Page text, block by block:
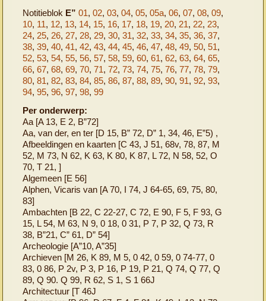
Notitieblok E” 01, 02, 03, 04, 05, 05a, 06, 07, 08, 09,
10, 11, 12, 13, 14, 15, 16, 17, 18, 19, 20, 21, 22, 23,
24, 25, 26, 27, 28, 29, 30, 31, 32, 33, 34, 35, 36, 37,
38, 39, 40, 41, 42, 43, 44, 45, 46, 47, 48, 49, 50, 51,
52, 53, 54, 55, 56, 57, 58, 59, 60, 61, 62, 63, 64, 65,
66, 67, 68, 69, 70, 71, 72, 73, 74, 75, 76, 77, 78, 79,
80, 81, 82, 83, 84, 85, 86, 87, 88, 89, 90, 91, 92, 93,
94, 95, 96, 97, 98, 99
Per onderwerp:
Aa [A 13, E 2, B”72]
Aa, van der, en ter [D 15, B” 72, D” 1, 34, 46, E”5) ,
Afbeeldingen en kaarten [C 43, J 51, 68v, 78, 87, M
52, M 73, N 62, K 63, K 80, K 87, L 72, N 58, 52, O
70, T 21, ]
Algemeen [E 56]
Alphen, Vicaris van [A 70, I 74, J 64-65, 69, 75, 80,
83]
Ambachten [B 22, C 22-27, C 72, E 90, F 5, F 93, G
15, L 54, M 63, N 9, 0 18, 0 31, P 7, P 32, Q 73, R
38, B”21, C” 61, D” 54]
Archeologie [A”10, A”35]
Archieven [M 26, K 89, M 5, 0 42, 0 59, 0 74-77, 0
83, 0 86, P 2v, P 3, P 16, P 19, P 21, Q 74, Q 77, Q
89, Q 90. Q 99, R 62, S 1, S 1 66J
Architectuur [T 46J